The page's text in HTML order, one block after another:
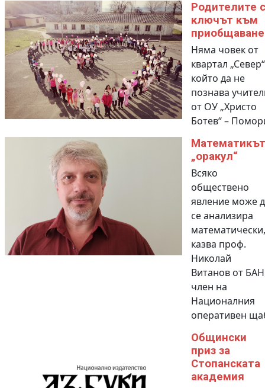
Родителите
ключът към
Няма човек от
квартал
който да не
познава
от ОУ „Христо
Ботев“ –
Математикът
„оракул“
Всяко
обществено
явление може
се анализира
математически,
казва проф.
Николай
Витанов от
член на
Националния
оперативен
Общински
приз за
Стопанската
академия